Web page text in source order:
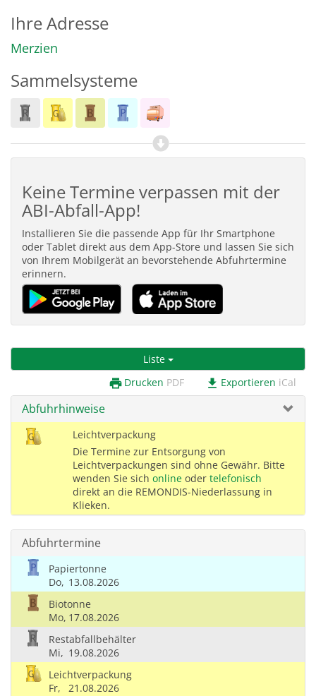
Ihre Adresse
Merzien
Sammelsysteme
Keine Termine verpassen mit der
ABI-Abfall-App!
Installieren Sie die passende App für Ihr Smartphone
oder Tablet direkt aus dem App-Store und lassen Sie sich
von Ihrem Mobilgerät an bevorstehende Abfuhrtermine
erinnern.
Liste
print Drucken PDF download Exportieren iCal
Abfuhrhinweise
Leichtverpackung
Die Termine zur Entsorgung von
Leichtverpackungen sind ohne Gewähr. Bitte
wenden Sie sich online oder telefonisch
direkt an die REMONDIS-Niederlassung in
Klieken.
Abfuhrtermine
Papiertonne
Do, 13.08.2026
Biotonne
Mo, 17.08.2026
Restabfallbehälter
Mi, 19.08.2026
Leichtverpackung
Fr,
21.08.2026